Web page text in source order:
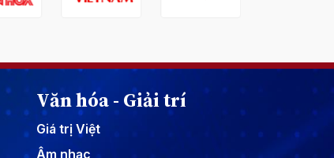
Văn hóa - Giải trí
Giá trị Việt
Âm nhạc